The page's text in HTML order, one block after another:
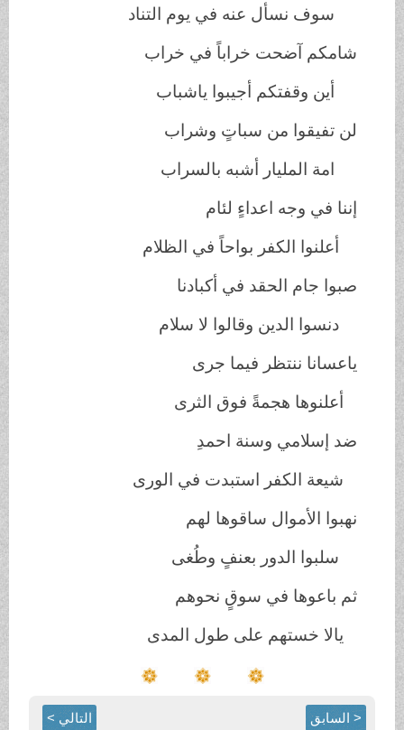
سوف نسأل عنه في يوم التناد
شامكم آضحت خراباً في خراب
أين وقفتكم أجيبوا ياشباب
لن تفيقوا من سباتٍ وشراب
امة المليار أشبه بالسراب
إننا في وجه اعداءٍ لئام
أعلنوا الكفر بواحاً في الظلام
صبوا جام الحقد في أكبادنا
دنسوا الدين وقالوا لا سلام
ياعسانا ننتظر فيما جرى
أعلنوها هجمةً فوق الثرى
ضد إسلامي وسنة احمدِ
شيعة الكفر استبدت في الورى
نهبوا الأموال ساقوها لهم
سلبوا الدور بعنفٍ وطُغى
ثم باعوها في سوقٍ نحوهم
يالا خستهم على طول المدى
< السابق التالي >